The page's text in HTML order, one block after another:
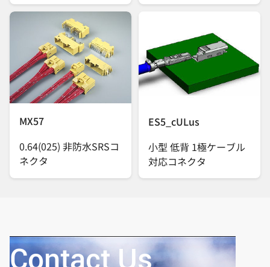
MX57
0.64(025) 非防水SRSコ
ネクタ
ES5_cULus
小型 低背 1極ケーブル
対応コネクタ
Contact Us